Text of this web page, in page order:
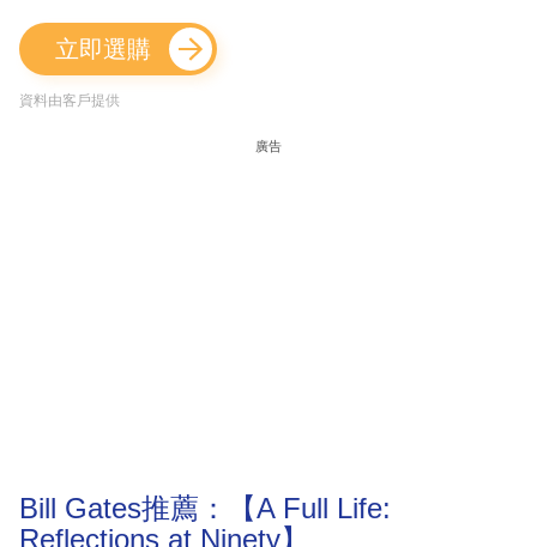
立即選購
資料由客戶提供
廣告
Bill Gates推薦：【A Full Life:
Reflections at Ninety】